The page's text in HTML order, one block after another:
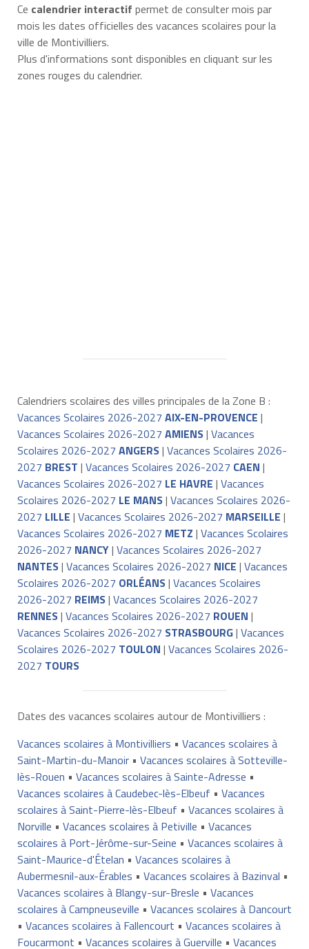
Ce calendrier interactif permet de consulter mois par
mois les dates officielles des vacances scolaires pour la
ville de Montivilliers.
Plus d'informations sont disponibles en cliquant sur les
zones rouges du calendrier.
Calendriers scolaires des villes principales de la Zone B :
Vacances Scolaires 2026-2027 AIX-EN-PROVENCE |
Vacances Scolaires 2026-2027 AMIENS| Vacances
Scolaires 2026-2027 ANGERS| Vacances Scolaires 2026-
2027 BREST | Vacances Scolaires 2026-2027 CAEN |
Vacances Scolaires 2026-2027 LE HAVRE | Vacances
Scolaires 2026-2027 LE MANS| Vacances Scolaires 2026-
2027 LILLE | Vacances Scolaires 2026-2027 MARSEILLE |
Vacances Scolaires 2026-2027 METZ | Vacances Scolaires
2026-2027 NANCY| Vacances Scolaires 2026-2027
NANTES| Vacances Scolaires 2026-2027 NICE | Vacances
Scolaires 2026-2027 ORLÉANS| Vacances Scolaires
2026-2027 REIMS| Vacances Scolaires 2026-2027
RENNES| Vacances Scolaires 2026-2027 ROUEN |
Vacances Scolaires 2026-2027 STRASBOURG| Vacances
Scolaires 2026-2027 TOULON | Vacances Scolaires 2026-
2027 TOURS
Dates des vacances scolaires autour de Montivilliers :
Vacances scolaires à Montivilliers • Vacances scolaires à
Saint-Martin-du-Manoir• Vacances scolaires à Sotteville-
lès-Rouen • Vacances scolaires à Sainte-Adresse •
Vacances scolaires à Caudebec-lès-Elbeuf • Vacances
scolaires à Saint-Pierre-lès-Elbeuf • Vacances scolaires à
Norville • Vacances scolaires à Petiville • Vacances
scolaires à Port-Jérôme-sur-Seine • Vacances scolaires à
Saint-Maurice-d'Ételan • Vacances scolaires à
Aubermesnil-aux-Érables • Vacances scolaires à Bazinval •
Vacances scolaires à Blangy-sur-Bresle • Vacances
scolaires à Campneuseville • Vacances scolaires à Dancourt
• Vacances scolaires à Fallencourt • Vacances scolaires à
Foucarmont • Vacances scolaires à Guerville • Vacances